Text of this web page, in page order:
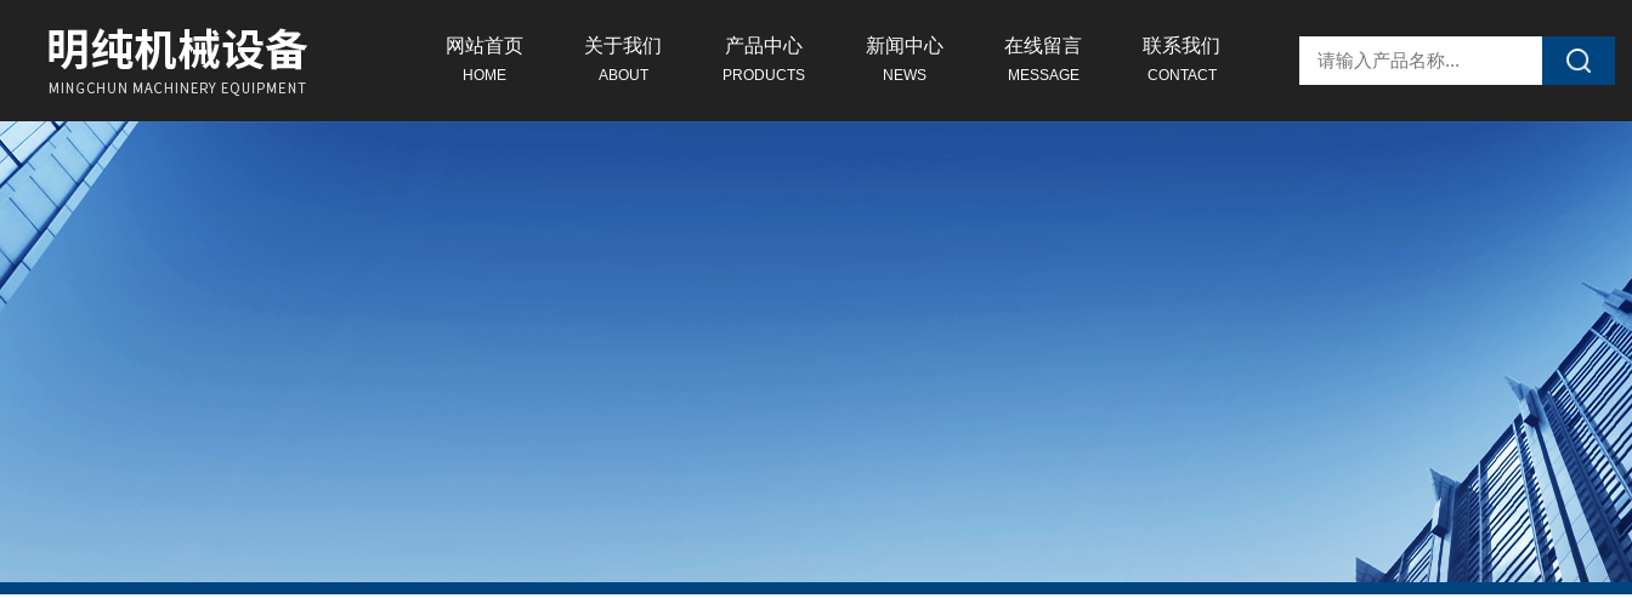
网站首页
HOME
关于我们
ABOUT
产品中心
PRODUCTS
新闻中心
NEWS
在线留言
MESSAGE
联系我们
CONTACT